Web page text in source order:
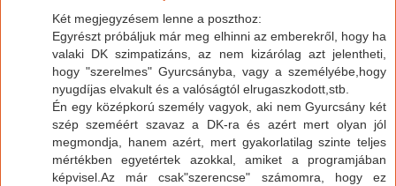
Két megjegyzésem lenne a poszthoz:
Egyrészt próbáljuk már meg elhinni az emberekről, hogy ha
valaki DK szimpatizáns, az nem kizárólag azt jelentheti,
hogy "szerelmes" Gyurcsányba, vagy a személyébe,hogy
nyugdíjas elvakult és a valóságtól elrugaszkodott,stb.
Én egy középkorú személy vagyok, aki nem Gyurcsány két
szép szeméért szavaz a DK-ra és azért mert olyan jól
megmondja, hanem azért, mert gyakorlatilag szinte teljes
mértékben egyetértek azokkal, amiket a programjában
képvisel.Az már csak"szerencse" számomra, hogy ez